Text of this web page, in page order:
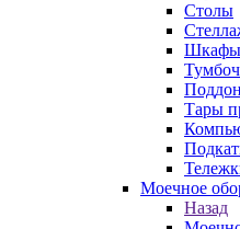
Столы
Шкафы
Тары
Моечное
Назад